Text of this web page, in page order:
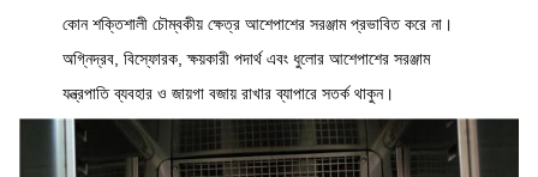
কোন শক্তিশালী চৌম্বকীয় ক্ষেত্র আশেপাশের সরঞ্জাম প্রভাবিত করে না।
অগ্নিদ্রব, বিস্ফোরক, ক্ষয়কারী পদার্থ এবং ধুলোর আশেপাশের সরঞ্জাম
যন্ত্রপাতি ব্যবহার ও জায়গা বজায় রাখার ব্যাপারে সতর্ক থাকুন।